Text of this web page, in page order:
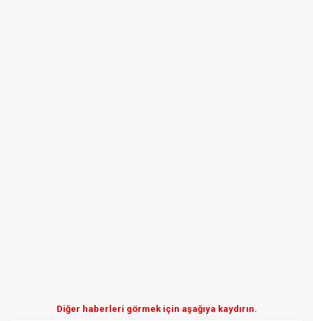
Diğer haberleri görmek için aşağıya kaydırın.